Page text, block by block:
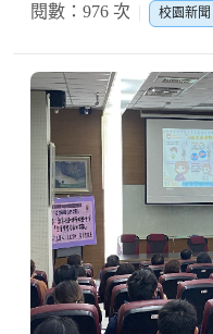
閱數：976 次
校園新聞